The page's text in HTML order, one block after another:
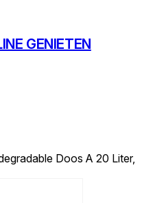
GENIETEN
Doos A 20 Liter,